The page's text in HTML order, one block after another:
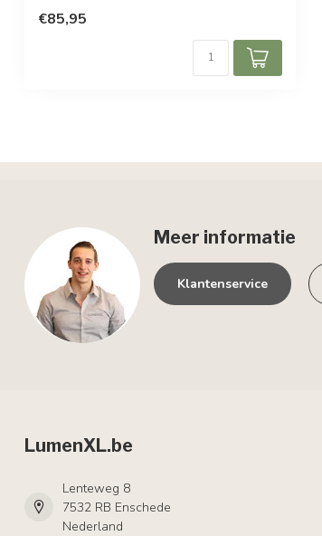
€85,95
Meer informatie
Klantenservice
LumenXL.be
Lenteweg 8
7532 RB Enschede
Nederland